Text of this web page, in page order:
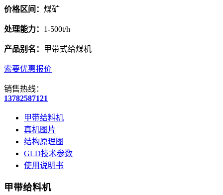
价格区间： 煤矿
处理能力： 1-500t/h
产品别名： 甲带式给煤机
索要优惠报价
销售热线：
13782587121
甲带给料机
真机图片
结构原理图
GLD技术参数
使用说明书
甲带给料机